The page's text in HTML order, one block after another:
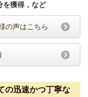
を獲得，など
の声はこちら
の迅速かつ丁寧な